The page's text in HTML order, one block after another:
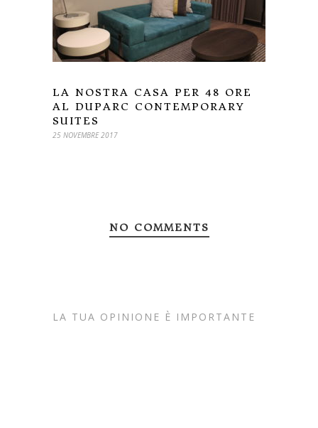
LA NOSTRA CASA PER 48 ORE
AL DUPARC CONTEMPORARY
SUITES
25 NOVEMBRE 2017
NO COMMENTS
LA TUA OPINIONE È IMPORTANTE